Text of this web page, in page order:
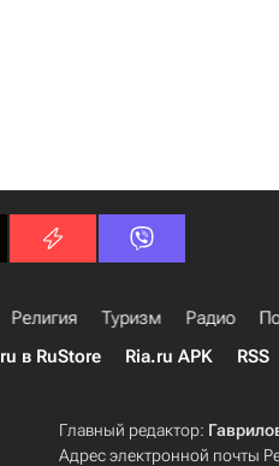
Религия Туризм Радио
в RuStore Ria.ru APK RSS
Главный редактор:
Адрес электронной почты